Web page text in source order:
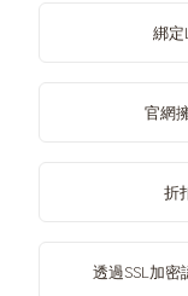
綁定
官網
折
透過SSL加